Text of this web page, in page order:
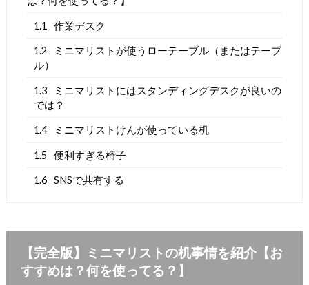
1.1 作業デスク
1.2
ミニマリストが使うローテーブル（またはテーブ
ル）
1.3
ミニマリストにはスタンディングデスクが良いの
では？
1.4 ミニマリストけんが使っている机
1.5 便利すぎる椅子
1.6 SNSで共有する
【完全版】ミニマリストの机事情を紹介【お
すすめは？何を使ってる？】